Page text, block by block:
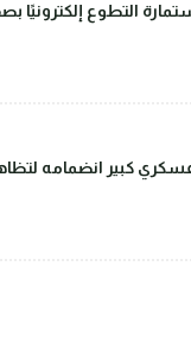
التطوع إلكترونيًا
كبير انضمامه